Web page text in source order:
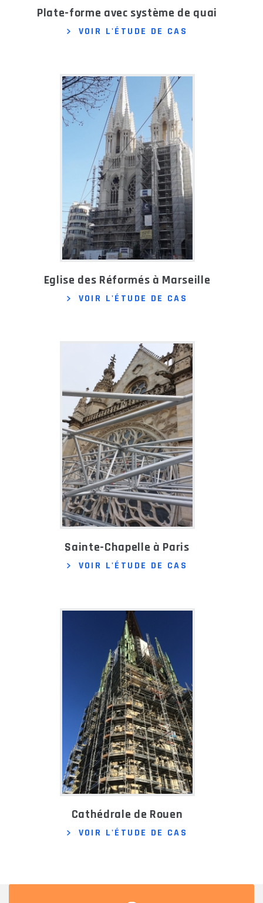
Plate-forme avec système de quai
VOIR L'ÉTUDE DE CAS
Eglise des Réformés à Marseille
VOIR L'ÉTUDE DE CAS
Sainte-Chapelle à Paris
VOIR L'ÉTUDE DE CAS
Cathédrale de Rouen
VOIR L'ÉTUDE DE CAS